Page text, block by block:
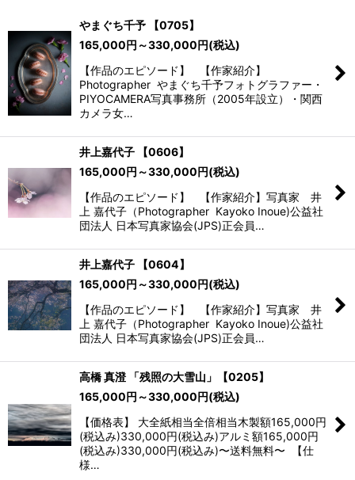
並び順:
絞り込む
やまぐち千予 【0705】
165,000円 ～330,000円(税込)
【作品のエピソード】 【作家紹介】
Photographer やまぐち千予​フォトグラファー・
PIYOCAMERA写真事務所（2005年設立）・関西
カメラ女…
井上嘉代子 【0606】
165,000円 ～330,000円(税込)
【作品のエピソード】 【作家紹介】写真家 井
上 嘉代子（Photographer Kayoko Inoue)​公益社
団法人 日本写真家協会(JPS)正会員…
井上嘉代子 【0604】
165,000円 ～330,000円(税込)
【作品のエピソード】 【作家紹介】写真家 井
上 嘉代子（Photographer Kayoko Inoue)​公益社
団法人 日本写真家協会(JPS)正会員…
高橋 真澄 「残照の大雪山」【0205】
165,000円 ～330,000円(税込)
【価格表】 大全紙相当全倍相当木製額165,000円
(税込み)330,000円(税込み)アルミ額165,000円
(税込み)330,000円(税込み)〜送料無料〜 【仕
様…